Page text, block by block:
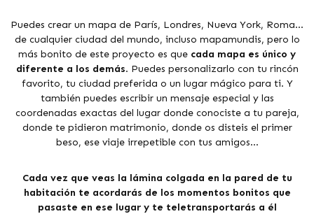
Puedes crear un mapa de París, Londres, Nueva York, Roma…
de cualquier ciudad del mundo, incluso mapamundis, pero lo
más bonito de este proyecto es que cada mapa es único y
diferente a los demás. Puedes personalizarlo con tu rincón
favorito, tu ciudad preferida o un lugar mágico para ti. Y
también puedes escribir un mensaje especial y las
coordenadas exactas del lugar donde conociste a tu pareja,
donde te pidieron matrimonio, donde os disteis el primer
beso, ese viaje irrepetible con tus amigos...
Cada vez que veas la lámina colgada en la pared de tu
habitación te acordarás de los momentos bonitos que
pasaste en ese lugar y te teletransportarás a él